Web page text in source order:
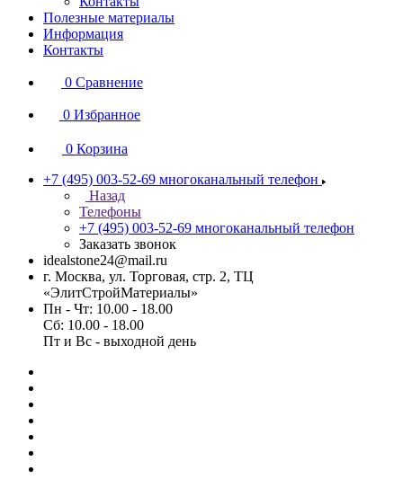
Полезные материалы
Информация
Контакты
0 Сравнение
0 Избранное
0 Корзина
+7 (495) 003-52-69 многоканальный телефон
Назад
Телефоны
+7 (495) 003-52-69 многоканальный телефон
Заказать звонок
idealstone24@mail.ru
г. Москва, ул. Торговая, стр. 2, ТЦ
«ЭлитСтройМатериалы»
Пн - Чт: 10.00 - 18.00
Сб: 10.00 - 18.00
Пт и Вс - выходной день